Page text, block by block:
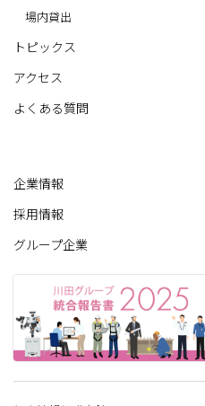
場内貸出
トピックス
アクセス
よくある質問
企業情報
採用情報
グループ企業